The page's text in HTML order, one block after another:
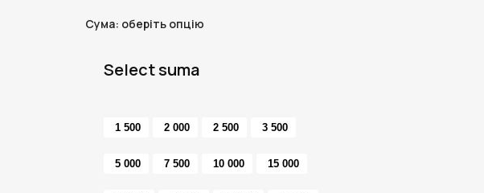
Сума: оберіть опцію
Select suma
1 500 2 000 2 500 3 500
5 000 7 500 10 000 15 000